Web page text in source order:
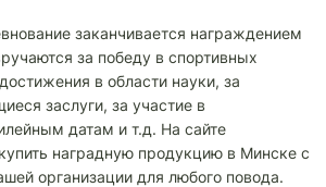
заканчивается награждением
за победу в спортивных
в области науки, за
заслуги, за участие в
датам и т.д. На сайте
наградную продукцию в Минске с
организации для любого повода.